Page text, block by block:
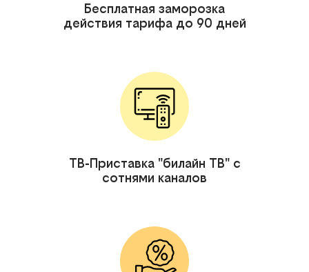
Бесплатная заморозка
действия тарифа до 90 дней
ТВ-Приставка "билайн ТВ" с
сотнями каналов